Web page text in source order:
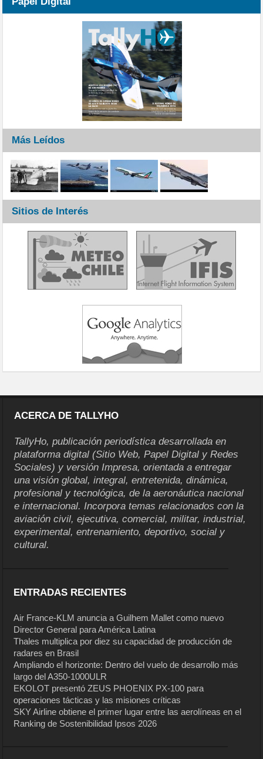
Más Leídos
Sitios de Interés
ACERCA DE TALLYHO
TallyHo, publicación periodística desarrollada en
plataforma digital (Sitio Web, Papel Digital y Redes
Sociales) y versión Impresa, orientada a entregar
una visión global, integral, entretenida, dinámica,
profesional y tecnológica, de la aeronáutica nacional
e internacional. Incorpora temas relacionados con la
aviación civil, ejecutiva, comercial, militar, industrial,
experimental, entrenamiento, deportivo, social y
cultural.
ENTRADAS RECIENTES
Air France-KLM anuncia a Guilhem Mallet como nuevo
Director General para América Latina
Thales multiplica por diez su capacidad de producción de
radares en Brasil
Ampliando el horizonte: Dentro del vuelo de desarrollo más
largo del A350-1000ULR
EKOLOT presentó ZEUS PHOENIX PX-100 para
operaciones tácticas y las misiones críticas
SKY Airline obtiene el primer lugar entre las aerolíneas en el
Ranking de Sostenibilidad Ipsos 2026